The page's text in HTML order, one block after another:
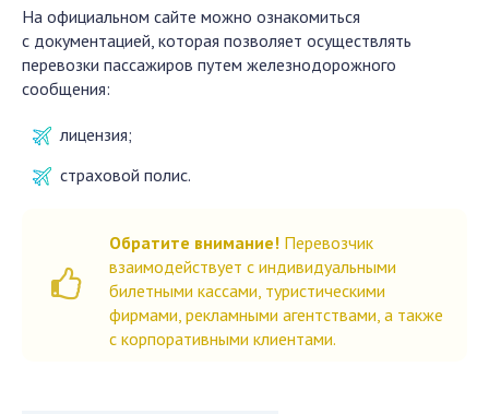
На официальном сайте можно ознакомиться
с документацией, которая позволяет осуществлять
перевозки пассажиров путем железнодорожного
сообщения:
лицензия;
страховой полис.
Обратите внимание! Перевозчик
взаимодействует с индивидуальными
билетными кассами, туристическими
фирмами, рекламными агентствами, а также
с корпоративными клиентами.